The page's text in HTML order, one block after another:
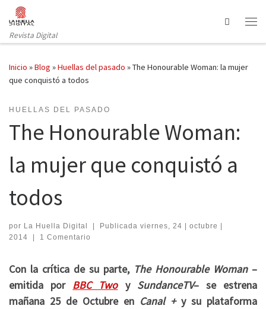
Saltar al contenido
Revista Digital
Search
Inicio »Blog »Huellas del pasado »The Honourable Woman: la mujer
que conquistó a todos
HUELLAS DEL PASADO
The Honourable Woman:
la mujer que conquistó a
todos
por La Huella Digital | Publicada viernes, 24 | octubre |
2014
| 1 Comentario
Con la crítica de su parte, The Honourable Woman–
emitida por BBC Twoy SundanceTV– se estrena
mañana 25 de Octubre en Canal +y su plataforma